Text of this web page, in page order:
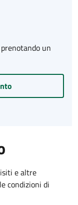
un
e altre
condizioni di